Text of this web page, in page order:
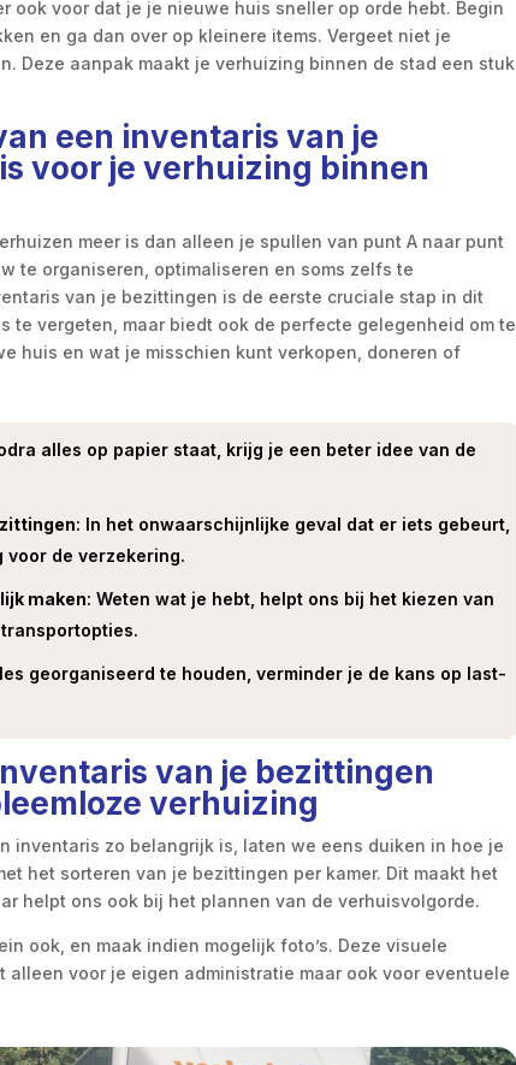
ook voor dat je je nieuwe huis sneller op orde hebt. Begin
en ga dan over op kleinere items. Vergeet niet je
Deze aanpak maakt je verhuizing binnen de stad een stuk
een inventaris van je
voor je verhuizing binnen
meer is dan alleen je spullen van punt A naar punt
te organiseren, optimaliseren en soms zelfs te
van je bezittingen is de eerste cruciale stap in dit
te vergeten, maar biedt ook de perfecte gelegenheid om te
huis en wat je misschien kunt verkopen, doneren of
alles op papier staat, krijg je een beter idee van de
: In het onwaarschijnlijke geval dat er iets gebeurt,
voor de verzekering.
maken: Weten wat je hebt, helpt ons bij het kiezen van
georganiseerd te houden, verminder je de kans op last-
van je bezittingen
verhuizing
inventaris zo belangrijk is, laten we eens duiken in hoe je
het sorteren van je bezittingen per kamer. Dit maakt het
helpt ons ook bij het plannen van de verhuisvolgorde.
ook, en maak indien mogelijk foto’s. Deze visuele
voor je eigen administratie maar ook voor eventuele